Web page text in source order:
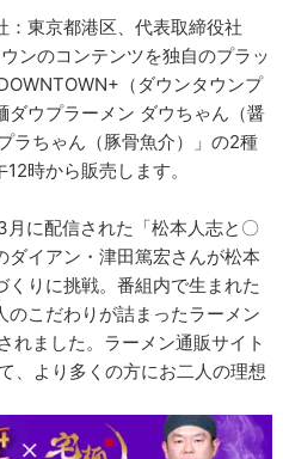
：東京都港区、代表取締役社
ンのコンテンツを独自のプラッ
（ダウンタウンプ
ダウプラーメン ダウちゃん（醤
ラちゃん（豚骨魚介）」の2種
時から販売します。
月に配信された「松本人志と〇
イアン・津田篤宏さんが松本
くりに挑戦。番組内で生まれた
こだわりが詰まったラーメン
れました。ラーメン通販サイト
、より多くの方にお二人の理想